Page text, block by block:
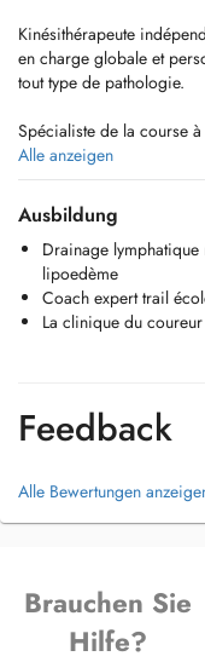
Kinésithérapeute
en charge globale et
tout type de pathologie.
Spécialiste de la course
Passionné par
expertise ciblée pour la
performances.
- La Clinique du
j'assure la prévention et
pied.
- J'adapte précisément
contraintes spécifiques
Autre domaine
Alle anzeigen
Ausbildung
Drainage
lipoedème
Coach expert trail
La clinique du coureur
Feedback
Alle Bewertungen
Brauchen Sie
Hilfe?